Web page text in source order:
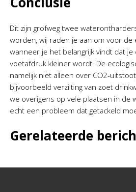
Dit zijn grofweg twee
worden, wij raden je aan om voor de
wanneer je het belangrijk vindt dat je
voetafdruk kleiner wordt. De
namelijk niet alleen over CO2-
bijvoorbeeld verzilting van zoet
we overigens op vele plaatsen in de
echt een probleem dat getackeld
Gerelateerde